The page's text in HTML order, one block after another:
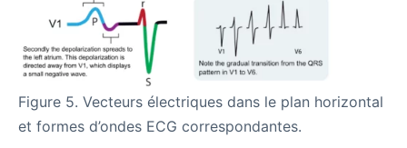
Figure 5. Vecteurs électriques dans le plan horizontal
et formes d’ondes ECG correspondantes.